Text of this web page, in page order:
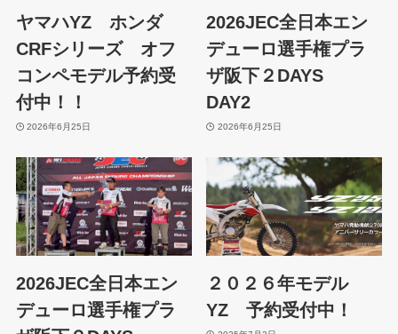
ヤマハYZ ホンダ
CRFシリーズ オフ
コンペモデル予約受
付中！！
2026年6月25日
2026JEC全日本エン
デューロ選手権プラ
ザ阪下２DAYS
DAY2
2026年6月25日
2026JEC全日本エン
デューロ選手権プラ
２０２６年モデル
YZ 予約受付中！